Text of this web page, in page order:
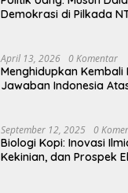
Demokrasi di Pilkada
April 13, 2026 0 Komentar
Menghidupkan Kembali
Jawaban Indonesia
September 12, 2025 0
Biologi Kopi: Inovasi
Kekinian, dan Prospek